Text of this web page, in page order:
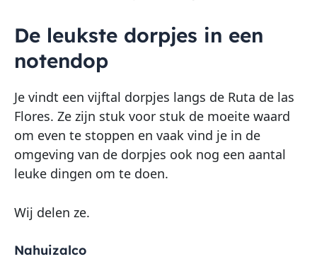
De leukste dorpjes in een
notendop
Je vindt een vijftal dorpjes langs de Ruta de las
Flores. Ze zijn stuk voor stuk de moeite waard
om even te stoppen en vaak vind je in de
omgeving van de dorpjes ook nog een aantal
leuke dingen om te doen.
Wij delen ze.
Nahuizalco